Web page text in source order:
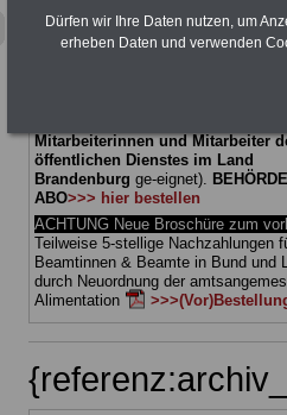
25,00 Euro: Wissenswertes für
und Beamte, Beamten-
Mitarbeiterinnen und Mitarbeiter
öffentlichen Dienstes im Land
Brandenburg ge-eignet).
ABO>>> hier bestellen
ACHTUNG Neue Broschüre zum
Teilweise 5-stellige Nachzahlungen
Beamtinnen & Beamte in Bund und
durch Neuordnung der
Alimentation
Dürfen wir Ihre Daten nutzen, um
erheben Daten und verwenden